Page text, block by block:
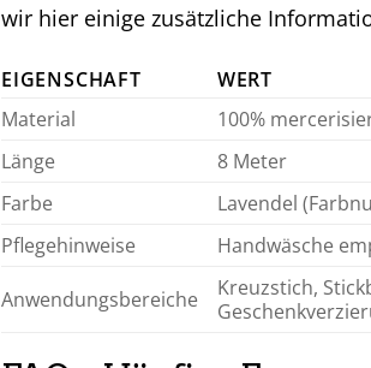
wir hier einige zusätzliche
EIGENSCHAFT
WERT
Material
100%
Länge
8 Meter
Farbe
Lavendel
Pflegehinweise
Handwäsche
Anwendungsbereiche
Kreuzstich,